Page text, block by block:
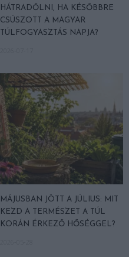
HÁTRADŐLNI, HA KÉSŐBBRE
CSÚSZOTT A MAGYAR
TÚLFOGYASZTÁS NAPJA?
MÁJUSBAN JÖTT A JÚLIUS: MIT
KEZD A TERMÉSZET A TÚL
KORÁN ÉRKEZŐ HŐSÉGGEL?